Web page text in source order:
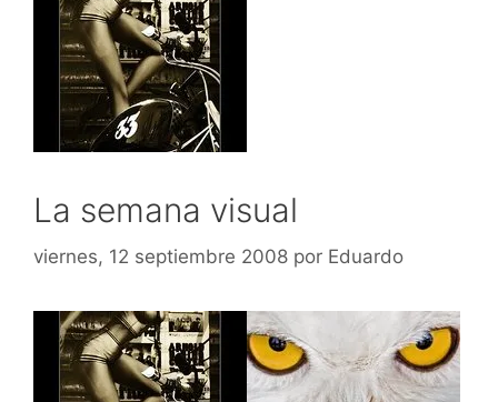
La semana visual
viernes, 12 septiembre 2008 por Eduardo